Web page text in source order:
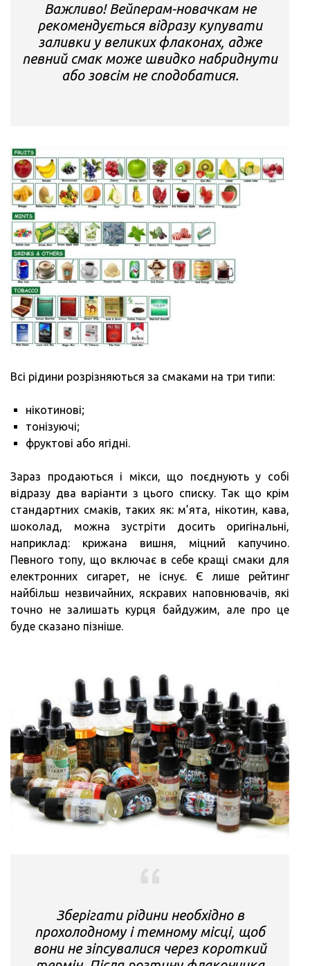
Важливо! Вейперам-новачкам не
рекомендується відразу купувати
заливки у великих флаконах, адже
певний смак може швидко набриднути
або зовсім не сподобатися.
Всі рідини розрізняються за смаками на три типи:
нікотинові;
тонізуючі;
фруктові або ягідні.
Зараз продаються і мікси, що поєднують у собі
відразу два варіанти з цього списку. Так що крім
стандартних смаків, таких як: м’ята, нікотин, кава,
шоколад, можна зустріти досить оригінальні,
наприклад: крижана вишня, міцний капучино.
Певного топу, що включає в себе кращі смаки для
електронних сигарет, не існує. Є лише рейтинг
найбільш незвичайних, яскравих наповнювачів, які
точно не залишать курця байдужим, але про це
буде сказано пізніше.
Зберігати рідини необхідно в
прохолодному і темному місці, щоб
вони не зіпсувалися через короткий